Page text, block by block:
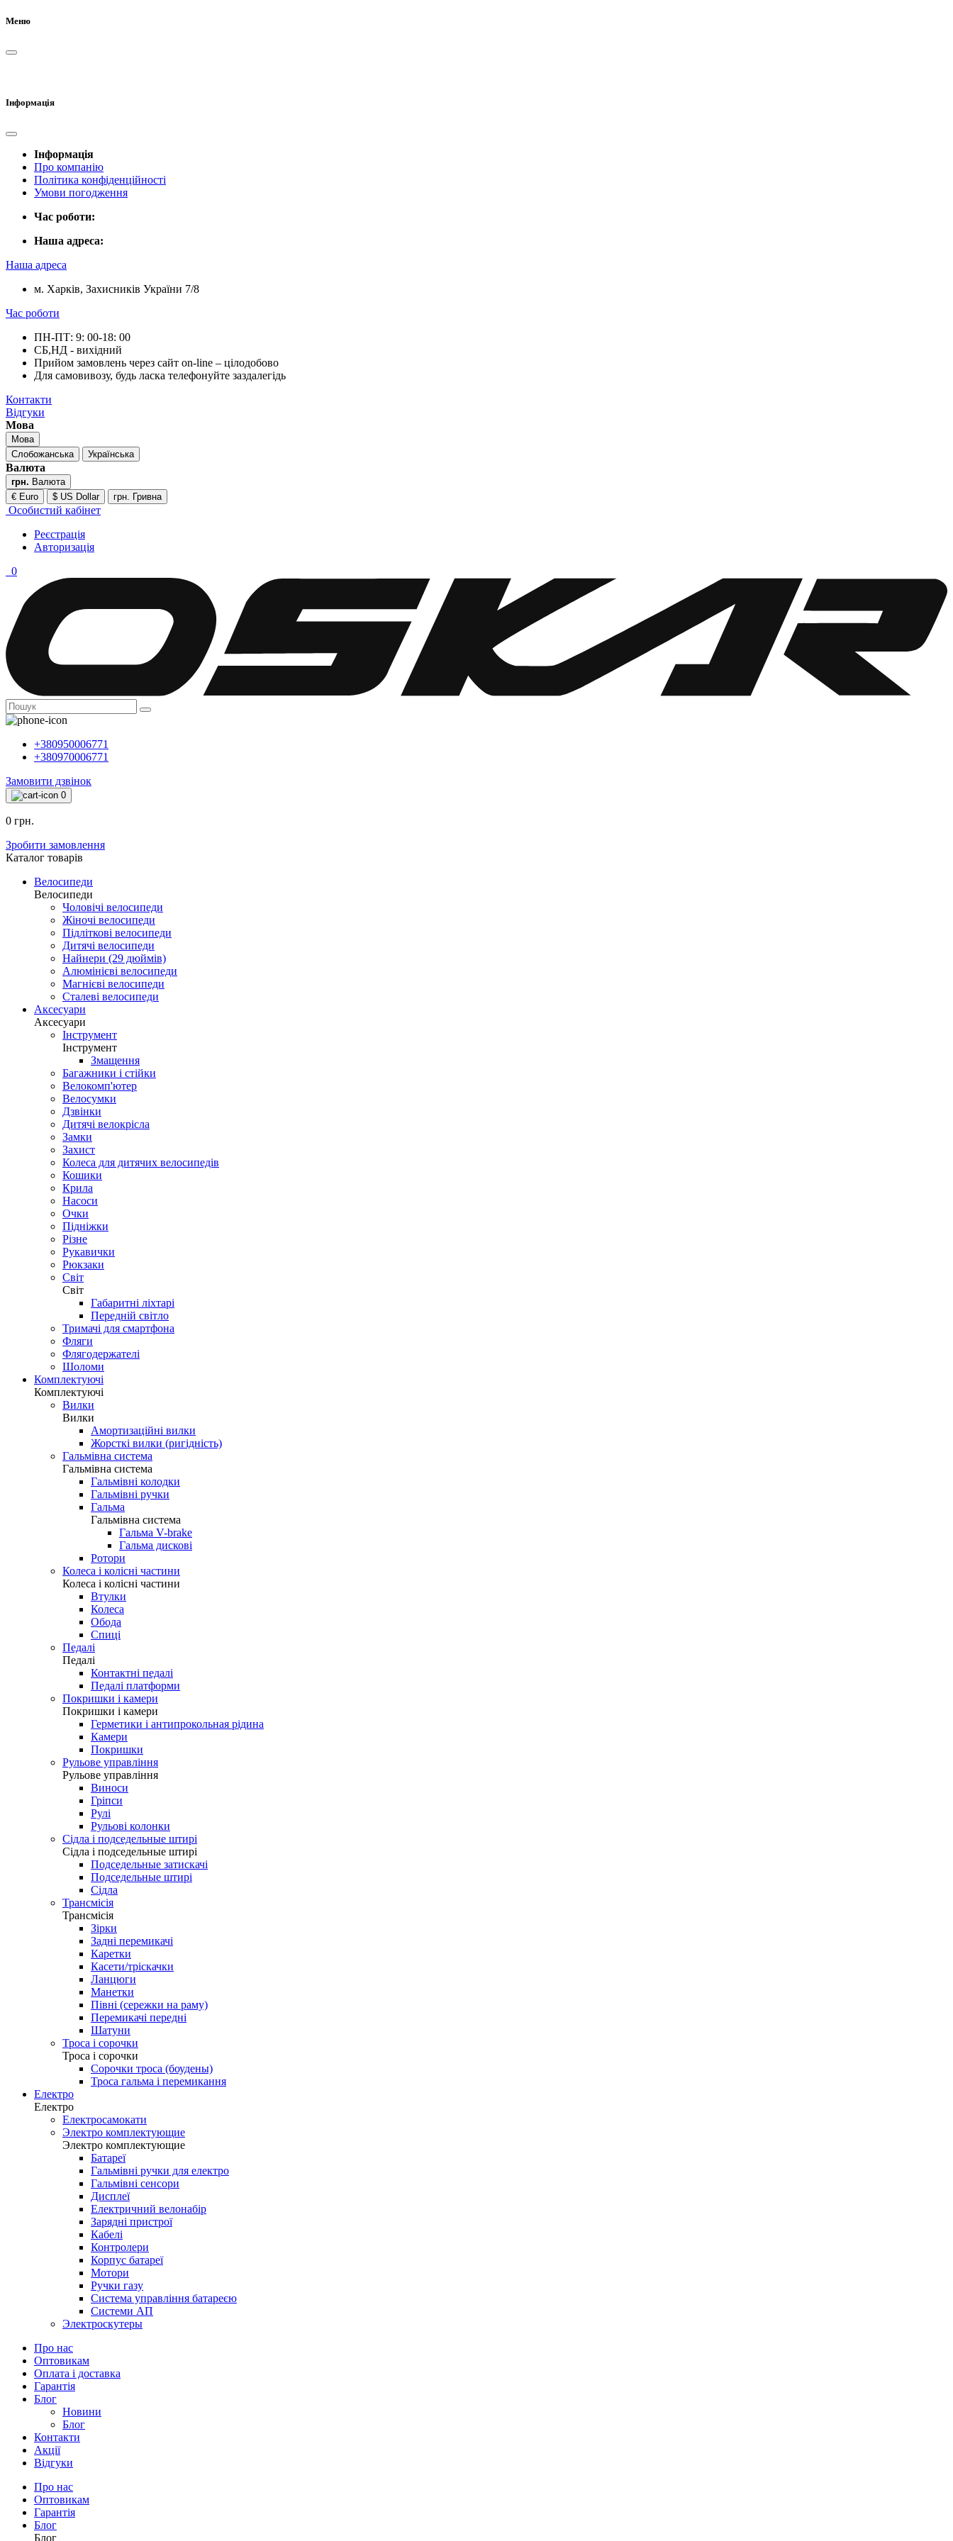
Меню
Інформація
Інформація
Про компанію
Політика конфіденційності
Умови погодження
Час роботи:
Наша адреса:
Наша адреса
м. Харків, Захисників України 7/8
Час роботи
ПН-ПТ: 9: 00-18: 00
СБ,НД - вихідний
Прийом замовлень через сайт on-line – цілодобово
Для самовивозу, будь ласка телефонуйте заздалегідь
Контакти
Відгуки
Мова
Мова
Слобожанська
Українська
Валюта
грн. Валюта
€ Euro
$ US Dollar грн. Гривна
Особистий кабінет
Реєстрація
Авторизація
0
+380950006771
+380970006771
Замовити дзвінок
0
0 грн.
Зробити замовлення
Каталог товарiв
Велосипеди
Велосипеди
Чоловічі велосипеди
Жіночі велосипеди
Підліткові велосипеди
Дитячі велосипеди
Найнери (29 дюймів)
Алюмінієві велосипеди
Магнієві велосипеди
Сталеві велосипеди
Аксесуари
Аксесуари
Інструмент
Інструмент
Змащення
Багажники і стійки
Велокомп'ютер
Велосумки
Дзвінки
Дитячі велокрісла
Замки
Захист
Колеса для дитячих велосипедів
Кошики
Крила
Насоси
Очки
Підніжки
Різне
Рукавички
Рюкзаки
Світ
Світ
Габаритні ліхтарі
Передній світло
Тримачі для смартфона
Фляги
Флягодержателі
Шоломи
Комплектуючі
Комплектуючі
Вилки
Вилки
Амортизаційні вилки
Жорсткі вилки (ригідність)
Гальмівна система
Гальмівна система
Гальмівні колодки
Гальмівні ручки
Гальма
Гальмівна система
Гальма V-brake
Гальма дискові
Ротори
Колеса і колісні частини
Колеса і колісні частини
Втулки
Колеса
Обода
Спиці
Педалі
Педалі
Контактні педалі
Педалі платформи
Покришки і камери
Покришки і камери
Герметики і антипрокольная рідина
Камери
Покришки
Рульове управління
Рульове управління
Виноси
Гріпси
Рулі
Рульові колонки
Сідла і подседельные штирі
Сідла і подседельные штирі
Подседельные затискачі
Подседельные штирі
Сідла
Трансмісія
Трансмісія
Зірки
Задні перемикачі
Каретки
Касети/тріскачки
Ланцюги
Манетки
Півні (сережки на раму)
Перемикачі передні
Шатуни
Троса і сорочки
Троса і сорочки
Сорочки троса (боудены)
Троса гальма і перемикання
Електро
Електро
Електросамокати
Электро комплектующие
Электро комплектующие
Батареї
Гальмівні ручки для електро
Гальмівні сенсори
Дисплеї
Електричний велонабір
Зарядні пристрої
Кабелі
Контролери
Корпус батареї
Мотори
Ручки газу
Система управління батареєю
Системи АП
Электроскутеры
Про нас
Оптовикам
Оплата і доставка
Гарантія
Блог
Новини
Блог
Контакти
Акції
Відгуки
Про нас
Оптовикам
Гарантія
Блог
Блог